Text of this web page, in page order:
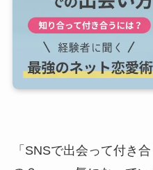
「SNSで出会って付き